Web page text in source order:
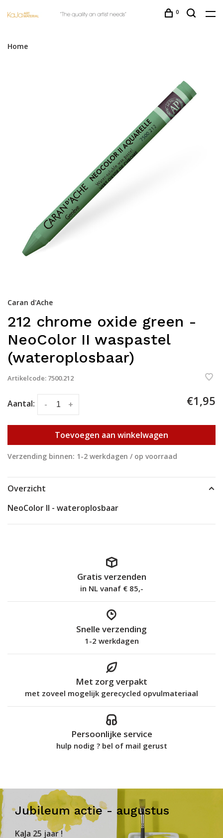
0
Home
Caran d'Ache
212 chrome oxide green -
NeoColor II waspastel
(wateroplosbaar)
Artikelcode: 7500.212
Aantal: +
- €1,95
Toevoegen aan winkelwagen
Verzending binnen: 1-2 werkdagen / op voorraad
Overzicht
NeoColor II - wateroplosbaar
Gratis verzenden
in NL vanaf € 85,-
Snelle verzending
1-2 werkdagen
Met zorg verpakt
met zoveel mogelijk gerecycled opvulmateriaal
Persoonlijke service
hulp nodig ? bel of mail gerust
Jubileum actie - augustus
KaJa 25 jaar !